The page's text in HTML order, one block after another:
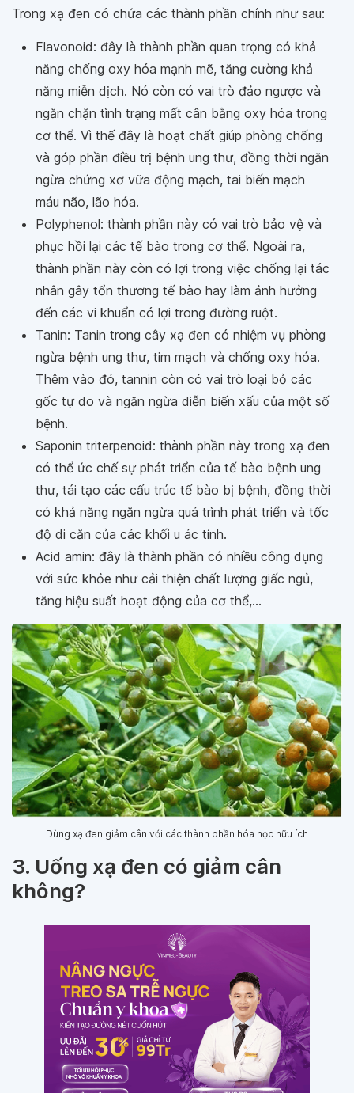
Trong xạ đen có chứa các thành phần chính như sau:
Flavonoid: đây là thành phần quan trọng có khả
năng chống oxy hóa mạnh mẽ, tăng cường khả
năng miễn dịch. Nó còn có vai trò đảo ngược và
ngăn chặn tình trạng mất cân bằng oxy hóa trong
cơ thể. Vì thế đây là hoạt chất giúp phòng chống
và góp phần điều trị bệnh ung thư, đồng thời ngăn
ngừa chứng xơ vữa động mạch, tai biến mạch
máu não, lão hóa.
Polyphenol: thành phần này có vai trò bảo vệ và
phục hồi lại các tế bào trong cơ thể. Ngoài ra,
thành phần này còn có lợi trong việc chống lại tác
nhân gây tổn thương tế bào hay làm ảnh hưởng
đến các vi khuẩn có lợi trong đường ruột.
Tanin: Tanin trong cây xạ đen có nhiệm vụ phòng
ngừa bệnh ung thư, tim mạch và chống oxy hóa.
Thêm vào đó, tannin còn có vai trò loại bỏ các
gốc tự do và ngăn ngừa diễn biến xấu của một số
bệnh.
Saponin triterpenoid: thành phần này trong xạ đen
có thể ức chế sự phát triển của tế bào bệnh ung
thư, tái tạo các cấu trúc tế bào bị bệnh, đồng thời
có khả năng ngăn ngừa quá trình phát triển và tốc
độ di căn của các khối u ác tính.
Acid amin: đây là thành phần có nhiều công dụng
với sức khỏe như cải thiện chất lượng giấc ngủ,
tăng hiệu suất hoạt động của cơ thể,...
Dùng xạ đen giảm cân với các thành phần hóa học hữu ích
3. Uống xạ đen có giảm cân
không?